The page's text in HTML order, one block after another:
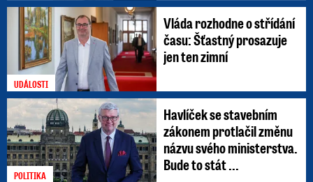
UDÁLOSTI
Vláda rozhodne o střídání
času: Šťastný prosazuje
jen ten zimní
POLITIKA
Havlíček se stavebním
zákonem protlačil změnu
názvu svého ministerstva.
Bude to stát ...